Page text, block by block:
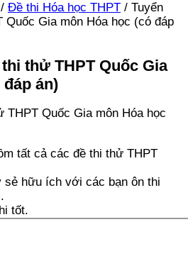
/ Đề thi Hóa học THPT / Tuyển
Gia môn Hóa học (có đáp
thử THPT Quốc Gia
án)
THPT Quốc Gia môn Hóa học
tất cả các đề thi thử THPT
sẻ hữu ích với các bạn ôn thi
tốt.